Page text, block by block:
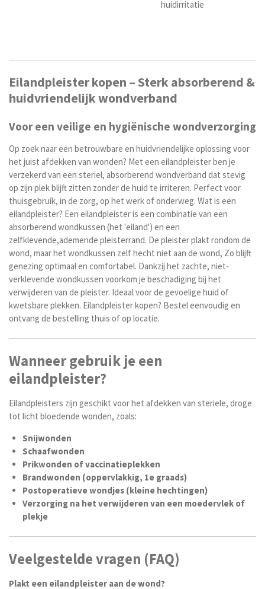
huidirritatie
Eilandpleister kopen – Sterk absorberend &
huidvriendelijk wondverband
Voor een veilige en hygiënische wondverzorging
Op zoek naar een betrouwbare en huidvriendelijke oplossing voor
het juist afdekken van wonden? Met een eilandpleister ben je
verzekerd van een steriel, absorberend wondverband dat stevig
op zijn plek blijft zitten zonder de huid te irriteren. Perfect voor
thuisgebruik, in de zorg, op het werk of onderweg. Wat is een
eilandpleister? Een eilandpleister is een combinatie van een
absorberend wondkussen (het 'eiland') en een
zelfklevende,ademende pleisterrand. De pleister plakt rondom de
wond, maar het wondkussen zelf hecht niet aan de wond, Zo blijft
genezing optimaal en comfortabel. Dankzij het zachte, niet-
verklevende wondkussen voorkom je beschadiging bij het
verwijderen van de pleister. Ideaal voor de gevoelige huid of
kwetsbare plekken. Eilandpleister kopen? Bestel eenvoudig en
ontvang de bestelling thuis of op locatie.
Wanneer gebruik je een
eilandpleister?
Eilandpleisters zijn geschikt voor het afdekken van steriele, droge
tot licht bloedende wonden, zoals:
Snijwonden
Schaafwonden
Prikwonden of vaccinatieplekken
Brandwonden (oppervlakkig, 1e graads)
Postoperatieve wondjes (kleine hechtingen)
Verzorging na het verwijderen van een moedervlek of
plekje
Veelgestelde vragen (FAQ)
Plakt een eilandpleister aan de wond?